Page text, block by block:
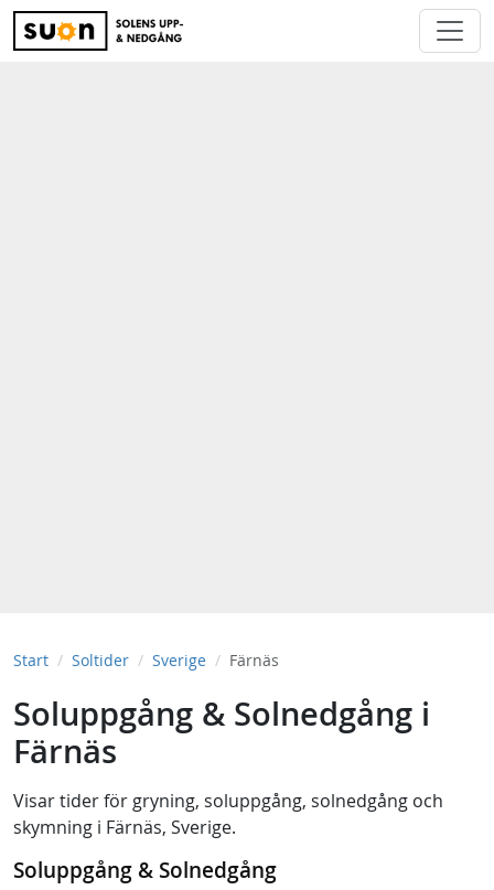
Start Soltider Sverige Färnäs
Soluppgång & Solnedgång i
Färnäs
Visar tider för gryning, soluppgång, solnedgång och
skymning i Färnäs, Sverige.
Soluppgång & Solnedgång